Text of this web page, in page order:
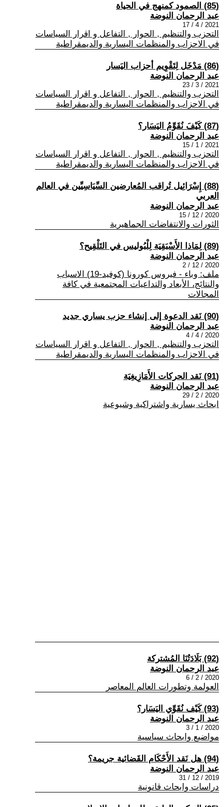
(85) الصمود كمنهج في الحياة
عبد الرحمان النوضة
2021 / 4 / 17
التحزب والتنظيم , الحوار , التفاعل و اقرار السياسات
في الاحزاب والمنظمات اليسارية والديمقراطية
(86) مَدْخَل لِتَقْوِيم أحزاب اليَسار
عبد الرحمان النوضة
2021 / 3 / 23
التحزب والتنظيم , الحوار , التفاعل و اقرار السياسات
في الاحزاب والمنظمات اليسارية والديمقراطية
(87) كَيْفَ نُقَوِّمُ اليَسَار؟
عبد الرحمان النوضة
2021 / 1 / 15
التحزب والتنظيم , الحوار , التفاعل و اقرار السياسات
في الاحزاب والمنظمات اليسارية والديمقراطية
(88) إِسْرَائِيل تُراقب المُعارضين السِّيَاسِيِّين في العالم
العربي
عبد الرحمان النوضة
2020 / 12 / 15
الثورات والانتفاضات الجماهيرية
(89) لِمَاذا الأَسْبَقِيَة لِلْبُوليس في التَلْقِيح؟
عبد الرحمان النوضة
2020 / 12 / 2
ملف: وباء - فيروس كورونا (كوفيد-19) الاسباب
والنتائج، الأبعاد والتداعيات المجتمعية في كافة
المجالات
(90) نَقد الدعوة إلى إنشاء حزب يساري جديد
عبد الرحمان النوضة
2020 / 4 / 4
التحزب والتنظيم , الحوار , التفاعل و اقرار السياسات
في الاحزاب والمنظمات اليسارية والديمقراطية
(91) نَقد الحركات الأَمَازِيغِيَة
عبد الرحمان النوضة
2020 / 2 / 29
ابحاث يسارية واشتراكية وشيوعية
(92) بَلَادَتُنَا المُشتركة
عبد الرحمان النوضة
2020 / 2 / 6
العولمة وتطورات العالم المعاصر
(93) كَيْف نُقَوِّي اليَسَار؟
عبد الرحمان النوضة
2020 / 1 / 3
مواضيع وابحاث سياسية
(94) هل نَقد الأَحْكَام القَضائية جريمة؟
عبد الرحمان النوضة
2019 / 12 / 31
دراسات وابحاث قانونية